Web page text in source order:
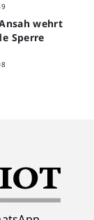
wehrt
Sperre